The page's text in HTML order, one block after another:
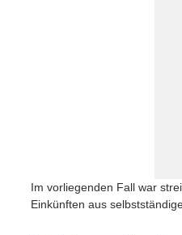
Im vorliegenden Fall war
Einkünften aus